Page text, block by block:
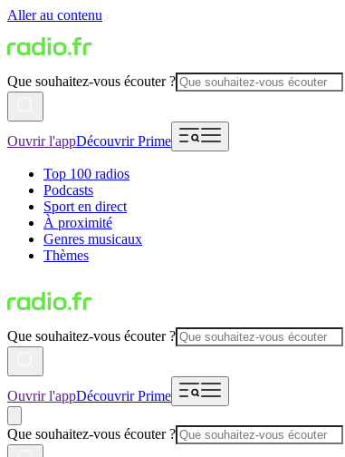
Aller au contenu
Que souhaitez-vous écouter ?
Ouvrir l'appDécouvrir Prime
Top 100 radios
Podcasts
Sport en direct
À proximité
Genres musicaux
Thèmes
Que souhaitez-vous écouter ?
Ouvrir l'appDécouvrir Prime
Que souhaitez-vous écouter ?